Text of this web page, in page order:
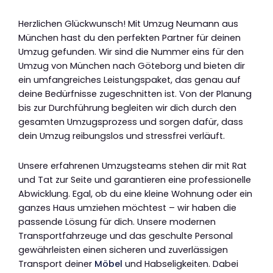
Herzlichen Glückwunsch! Mit Umzug Neumann aus
München hast du den perfekten Partner für deinen
Umzug gefunden. Wir sind die Nummer eins für den
Umzug von München nach Göteborg und bieten dir
ein umfangreiches Leistungspaket, das genau auf
deine Bedürfnisse zugeschnitten ist. Von der Planung
bis zur Durchführung begleiten wir dich durch den
gesamten Umzugsprozess und sorgen dafür, dass
dein Umzug reibungslos und stressfrei verläuft.
Unsere erfahrenen Umzugsteams stehen dir mit Rat
und Tat zur Seite und garantieren eine professionelle
Abwicklung. Egal, ob du eine kleine Wohnung oder ein
ganzes Haus umziehen möchtest – wir haben die
passende Lösung für dich. Unsere modernen
Transportfahrzeuge und das geschulte Personal
gewährleisten einen sicheren und zuverlässigen
Transport deiner Möbel und Habseligkeiten. Dabei